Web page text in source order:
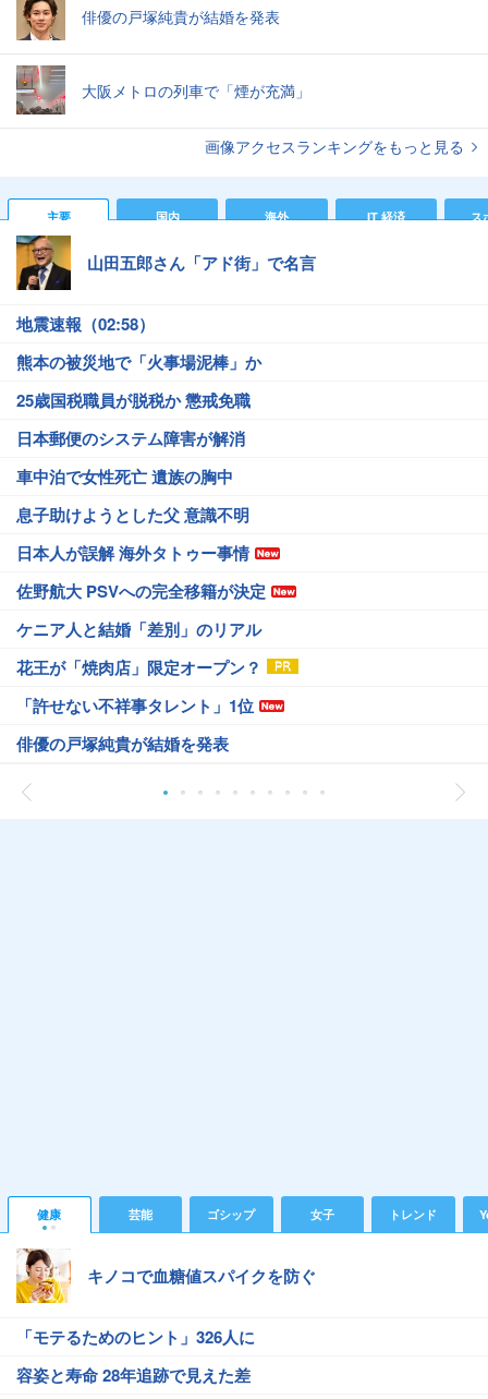
俳優の戸塚純貴が結婚を発表
大阪メトロの列車で「煙が充満」
画像アクセスランキングをもっと見る
主要 国内 海外 IT 経済 ス
山田五郎さん「アド街」で名言
地震速報（02:58）
熊本の被災地で「火事場泥棒」か
25歳国税職員が脱税か 懲戒免職
日本郵便のシステム障害が解消
車中泊で女性死亡 遺族の胸中
息子助けようとした父 意識不明
日本人が誤解 海外タトゥー事情
佐野航大 PSVへの完全移籍が決定
ケニア人と結婚「差別」のリアル
花王が「焼肉店」限定オープン？
「許せない不祥事タレント」1位
俳優の戸塚純貴が結婚を発表
健康 芸能 ゴシップ 女子 トレンド
キノコで血糖値スパイクを防ぐ
「モテるためのヒント」326人に
容姿と寿命 28年追跡で見えた差